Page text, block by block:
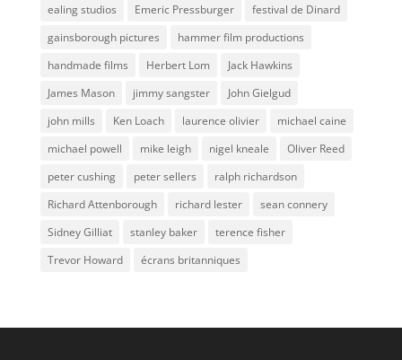
ealing studios
Emeric Pressburger
festival de Dinard
gainsborough pictures
hammer film productions
handmade films
Herbert Lom
Jack Hawkins
James Mason
jimmy sangster
John Gielgud
john mills
Ken Loach laurence olivier
michael caine
michael powell
mike leigh nigel kneale
Oliver Reed
peter cushing
peter sellers
ralph richardson
Richard Attenborough
richard lester
sean connery
Sidney Gilliat
stanley baker
terence fisher
Trevor Howard
écrans britanniques